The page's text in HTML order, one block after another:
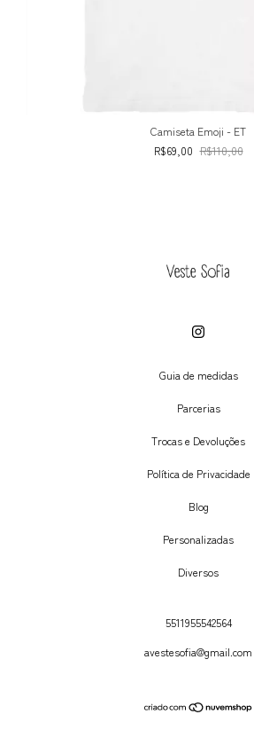
Camiseta Emoji - ET
R$69,00 R$110,00
Guia de medidas
Parcerias
Trocas e Devoluções
Política de Privacidade
Blog
Personalizadas
Diversos
5511955542564
avestesofia@gmail.com